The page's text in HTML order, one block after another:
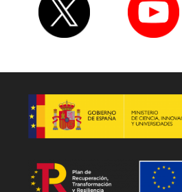
Image